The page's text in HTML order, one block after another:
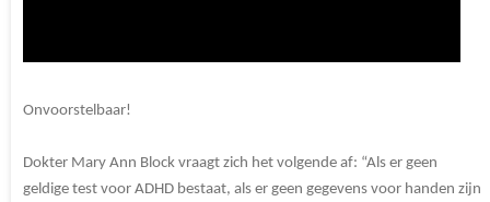
Onvoorstelbaar!
Dokter Mary Ann Block vraagt zich het volgende af: “Als er geen
geldige test voor ADHD bestaat, als er geen gegevens voor handen zijn